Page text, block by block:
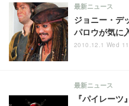
ジョニー・デ
パロウが気に
最新ニュース
2010.12.1 Wed
『パイレー
最新ニュース